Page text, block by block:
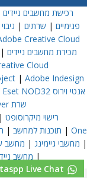
רכישת מחשבים ניידים
פנימיים | שרתים | גיבוי
Creative Cloud
מכירת מחשבים ניידים |
Cloud
| Adobe Indesign
אנטי וירוס Eset NOD32
שרת HP
רישוי מיקרוסופט |
One
| תוכנות למחשב |
| מחשבי גיימינג | מחשב
| מחשב